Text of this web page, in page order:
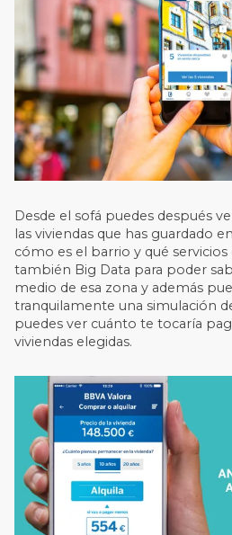
Desde el sofá puedes después
las viviendas que has guardado
cómo es el barrio y qué servicios
también Big Data para poder
medio de esa zona y además
tranquilamente una simulación
puedes ver cuánto te tocaría
viviendas elegidas.